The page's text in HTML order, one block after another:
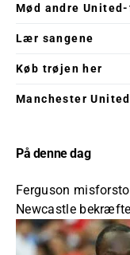
Mød andre
Lær sangene
Køb trøjen her
Manchester
På denne dag
Ferguson
Newcastle